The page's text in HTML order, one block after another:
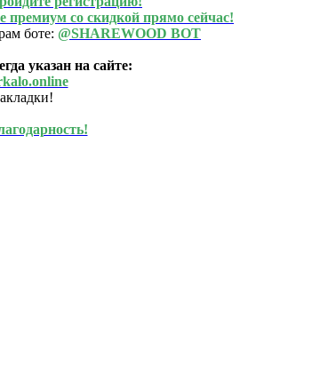
премиум со скидкой прямо сейчас!
боте: @SHAREWOOD BOT
указан на сайте: